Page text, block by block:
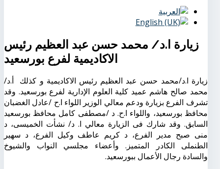
زيارة ا.د/ محمد حسن عبد العظيم رئيس
الاكاديمية لفرع بورسعيد
زيارة ا.د/محمد حسن عبد العظيم رئيس الاكاديمية و كذلك أ.د/
محمد صالح هاشم عميد كلية العلوم الإدارية لفرع بورسعيد. وقد
تشرف الفرع بزيارة ودعم معالي الوزير اللواء ا.ح /عادل الغضبان
محافظ بورسعيد، واللواء ا.ح. د /مصطفى كامل محافظ بورسعيد
السابق. وقد شارك فى الزيارة معالي ا. د/ نشأت الخميسى، د
منى صبح مدير الفرع، د كريم عاطف وكيل الفرع، د سهير
الطنملى الكادر المتميز. وأعضاء مجلسي النواب والشيوخ
والسادة رجال الأعمال ببورسعيد.